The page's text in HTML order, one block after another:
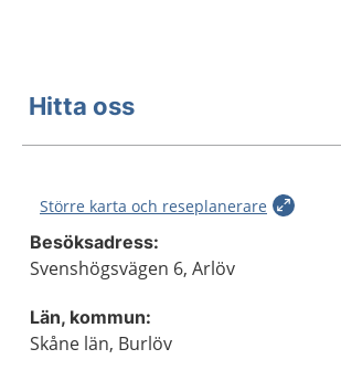
Hitta oss
Större karta och reseplanerare
Besöksadress:
Svenshögsvägen 6, Arlöv
Län, kommun:
Skåne län, Burlöv